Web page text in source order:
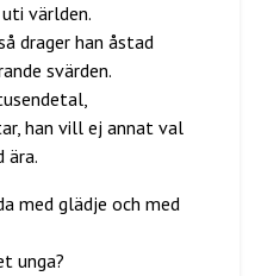
världen.
drager han åstad
svärden.
han vill ej annat val
med glädje och med
unga?